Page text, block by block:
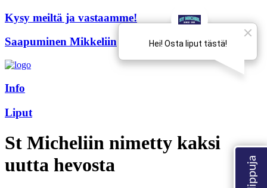
Kysy meiltä ja vastaamme!
Saapuminen Mikkeliin
Info
Liput
St Micheliin nimetty kaksi
uutta hevosta